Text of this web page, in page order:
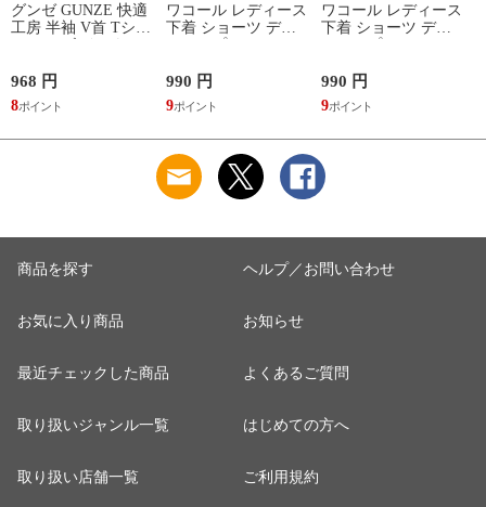
グンゼ GUNZE 快適
工房 半袖 V首 Tシャ
ツ メンズ インナー
本製 抗菌防臭
968 円
8
ワコール レディース
下着 ショーツ ディ
アヒップショーツ
スタンダード ノーマ
ルショーツ ML
Wacoal
990 円
9
ワコール レディース
下着 ショーツ ディ
アヒップショーツ
スタンダード ノーマ
ルショーツ ML
Wacoal
990 円
9
商品を探す
お気に入り商品
最近チェックした商品
取り扱いジャンル一覧
取り扱い店舗一覧
ヘルプ／お問い合わせ
お知らせ
よくあるご質問
はじめての方へ
ご利用規約